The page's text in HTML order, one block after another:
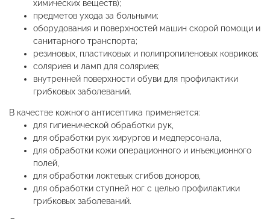
химических веществ);
предметов ухода за больными;
оборудования и поверхностей машин скорой помощи и
санитарного транспорта;
резиновых, пластиковых и полипропиленовых ковриков;
соляриев и ламп для соляриев;
внутренней поверхности обуви для профилактики
грибковых заболеваний.
В качестве кожного антисептика применяется:
для гигиенической обработки рук,
для обработки рук хирургов и медперсонала,
для обработки кожи операционного и инъекционного
полей,
для обработки локтевых сгибов доноров,
для обработки ступней ног с целью профилактики
грибковых заболеваний.